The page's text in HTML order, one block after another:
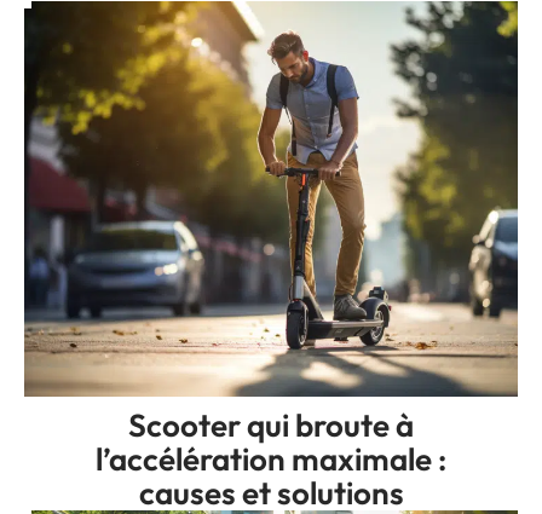
Scooter qui broute à
l’accélération maximale :
causes et solutions